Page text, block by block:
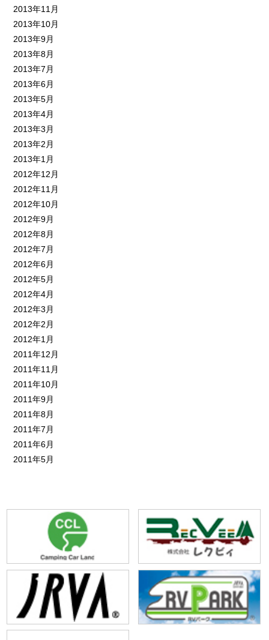
2013年11月
2013年10月
2013年9月
2013年8月
2013年7月
2013年6月
2013年5月
2013年4月
2013年3月
2013年2月
2013年1月
2012年12月
2012年11月
2012年10月
2012年9月
2012年8月
2012年7月
2012年6月
2012年5月
2012年4月
2012年3月
2012年2月
2012年1月
2011年12月
2011年11月
2011年10月
2011年9月
2011年8月
2011年7月
2011年6月
2011年5月